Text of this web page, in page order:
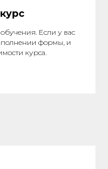
Если у вас
формы, и
курса.